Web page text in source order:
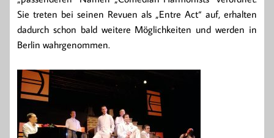
Sie treten bei seinen Revuen als „Entre Act“ auf, erhalten
dadurch schon bald weitere Möglichkeiten und werden in
Berlin wahrgenommen.